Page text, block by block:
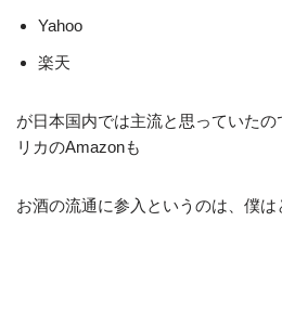
Yahoo
楽天
が日本国内では主流と思っていた
リカのAmazonも
お酒の流通に参入というのは、僕は